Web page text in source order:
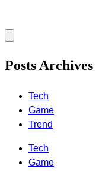
Posts Archives
Tech
Game
Trend
Tech
Game